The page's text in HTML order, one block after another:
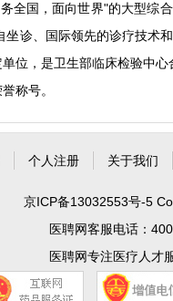
全国，面向世界"的大型
诊、国际领先的诊疗技术
位，是卫生部临床检验中
称号。
个人注册 关于我们
京ICP备13032553号-5
医聘网客服电话：
医聘网专注医疗人才